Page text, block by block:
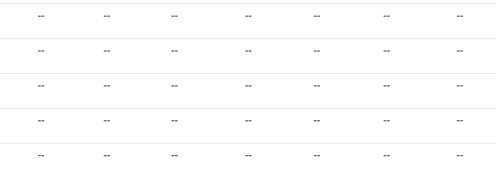
-- -- -- -- -- -- --
-- -- -- -- -- -- --
-- -- -- -- -- -- --
-- -- -- -- -- -- --
-- -- -- -- -- -- --